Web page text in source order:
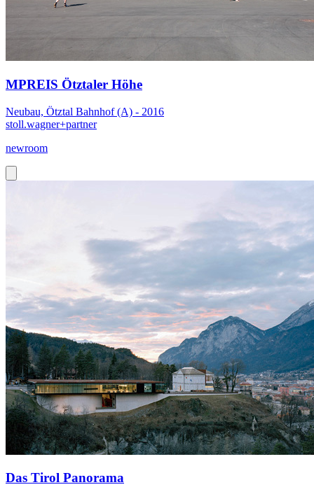
MPREIS Ötztaler Höhe
Neubau, Ötztal Bahnhof (A) - 2016
stoll.wagner+partner
newroom
Das Tirol Panorama